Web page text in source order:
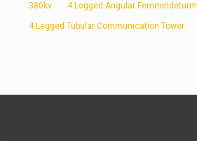
380kv 4 Legged Angular Fernmeldeturm
4 Legged Tubular Communication Tower